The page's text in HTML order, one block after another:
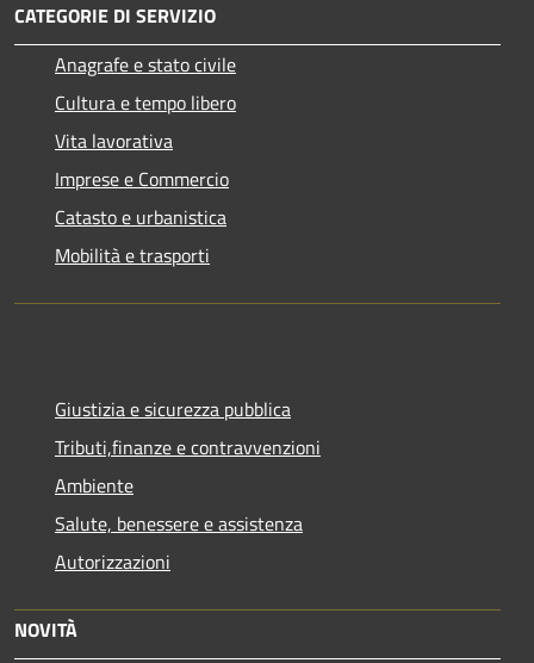
CATEGORIE DI SERVIZIO
Anagrafe e stato civile
Cultura e tempo libero
Vita lavorativa
Imprese e Commercio
Catasto e urbanistica
Mobilità e trasporti
Giustizia e sicurezza pubblica
Tributi,finanze e contravvenzioni
Ambiente
Salute, benessere e assistenza
Autorizzazioni
NOVITÀ